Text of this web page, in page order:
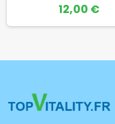
12,00 €